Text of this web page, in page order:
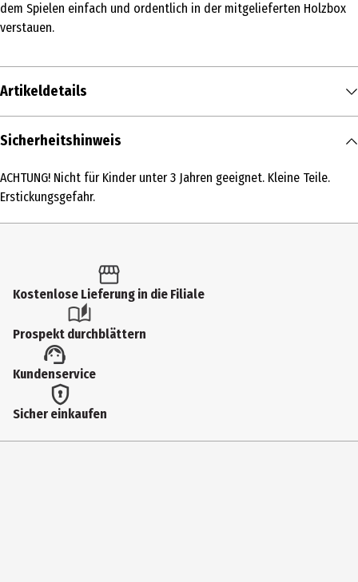
dem Spielen einfach und ordentlich in der mitgelieferten Holzbox
verstauen.
Artikeldetails
Inhalt
Produkttyp
Artikelnummer des Herstellers
Lizenz (spw)
small foot Motorikspielzeug
Zielgruppe
Sicherheitshinweis
ACHTUNG! Nicht für Kinder unter 3 Jahren geeignet. Kleine Teile.
Erstickungsgefahr.
Kostenlose Lieferung in die Filiale
Prospekt durchblättern
Kundenservice
Sicher einkaufen